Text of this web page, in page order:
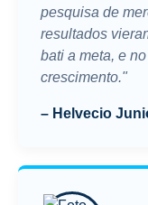
pesquisa de
resultados
bati a meta, e
crescimento."
– Helvecio